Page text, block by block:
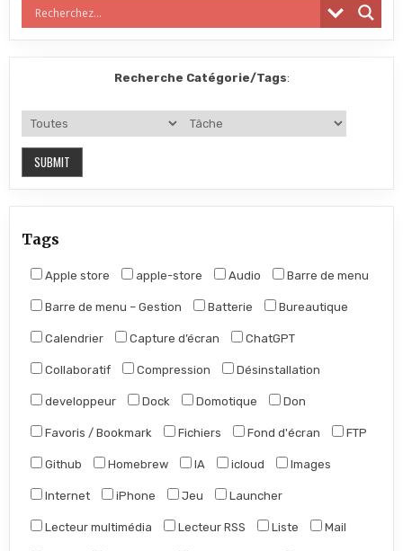
Recherche Catégorie/Tags:
Tags
Apple store apple-store Audio Barre de menu
Barre de menu – Gestion Batterie Bureautique
Calendrier Capture d’écran ChatGPT
Collaboratif Compression Désinstallation
developpeur Dock Domotique Don
Favoris / Bookmark Fichiers Fond d'écran FTP
Github Homebrew IA icloud Images
Internet iPhone Jeu Launcher
Lecteur multimédia Lecteur RSS Liste Mail